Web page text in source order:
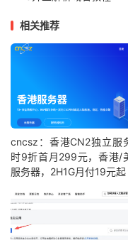
相关推荐
cncsz：香港CN2独立服
时9折首月299元，香港/
服务器，2H1G月付19元起